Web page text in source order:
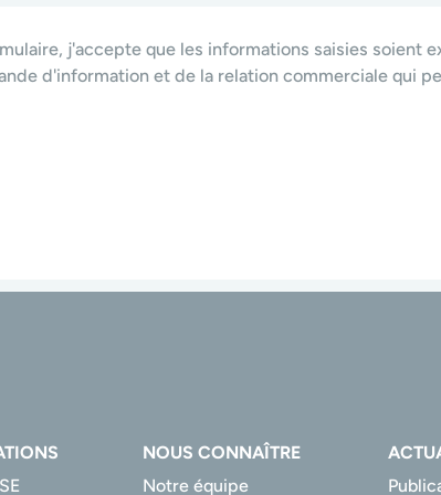
j'accepte que les informations saisies soient
d'information et de la relation commerciale qui
NOUS CONNAÎTRE
Notre équipe